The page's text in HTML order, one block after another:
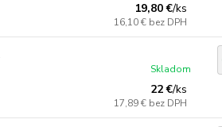
19,80 €/ks
16,10 € bez DPH
22 €/ks
17,89 € bez DPH
Skladom